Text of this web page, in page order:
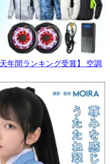
年間ランキング受賞】 空調